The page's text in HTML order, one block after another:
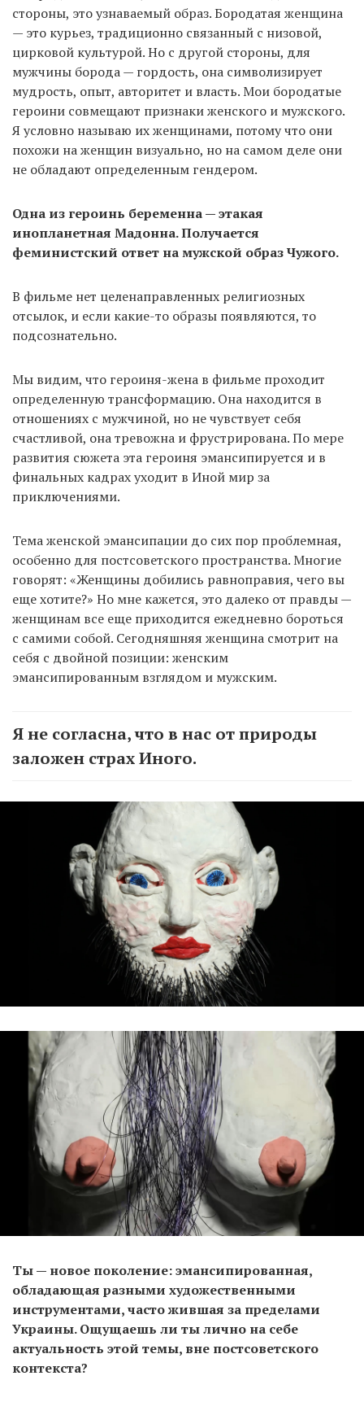
стороны, это узнаваемый образ. Бородатая женщина
— это курьез, традиционно связанный с низовой,
цирковой культурой. Но с другой стороны, для
мужчины борода — гордость, она символизирует
мудрость, опыт, авторитет и власть. Мои бородатые
героини совмещают признаки женского и мужского.
Я условно называю их женщинами, потому что они
похожи на женщин визуально, но на самом деле они
не обладают определенным гендером.
Одна из героинь беременна — этакая
инопланетная Мадонна. Получается
феминистский ответ на мужской образ Чужого.
В фильме нет целенаправленных религиозных
отсылок, и если какие-то образы появляются, то
подсознательно.
Мы видим, что героиня-жена в фильме проходит
определенную трансформацию. Она находится в
отношениях с мужчиной, но не чувствует себя
счастливой, она тревожна и фрустрирована. По мере
развития сюжета эта героиня эмансипируется и в
финальных кадрах уходит в Иной мир за
приключениями.
Тема женской эмансипации до сих пор проблемная,
особенно для постсоветского пространства. Многие
говорят: «Женщины добились равноправия, чего вы
еще хотите?» Но мне кажется, это далеко от правды —
женщинам все еще приходится ежедневно бороться
с самими собой. Сегодняшняя женщина смотрит на
себя с двойной позиции: женским
эмансипированным взглядом и мужским.
Я не согласна, что в нас от природы
заложен страх Иного.
Ты — новое поколение: эмансипированная,
обладающая разными художественными
инструментами, часто жившая за пределами
Украины. Ощущаешь ли ты лично на себе
актуальность этой темы, вне постсоветского
контекста?